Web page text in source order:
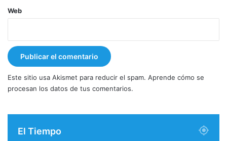
Web
Este sitio usa Akismet para reducir el spam. Aprende cómo se
procesan los datos de tus comentarios.
El Tiempo